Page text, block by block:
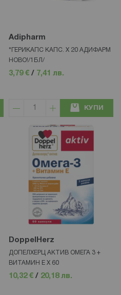
Adipharm
*ГЕРИКАПС КАПС. Х 20 АДИФАРМ
НОВО!/1БЛ/
3,79 € / 7,41 лв.
КУПИ
DoppelHerz
ДОПЕЛХЕРЦ АКТИВ ОМЕГА 3 +
ВИТАМИН Е Х 60
10,32 € / 20,18 лв.